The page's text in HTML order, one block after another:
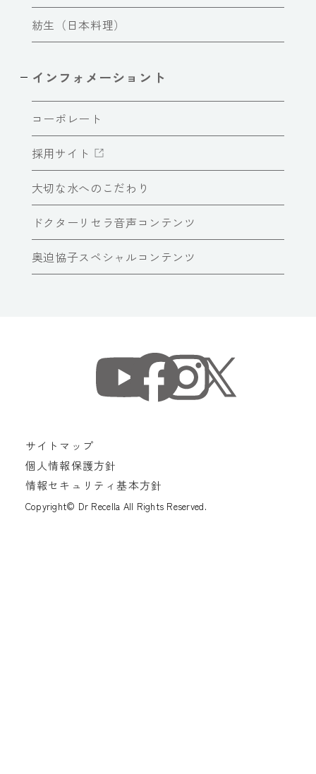
紡生（日本料理）
インフォメーショント
コーポレート
採用サイト
大切な水へのこだわり
ドクターリセラ音声コンテンツ
奥迫協子スペシャルコンテンツ
サイトマップ
個人情報保護方針
情報セキュリティ基本方針
Copyright© Dr Recella All Rights Reserved.